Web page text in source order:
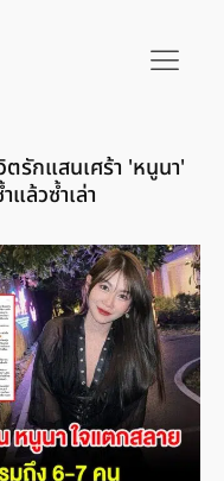
ตรักแสนเศร้า 'หนูนา'
ล้วซ้ำเล่า